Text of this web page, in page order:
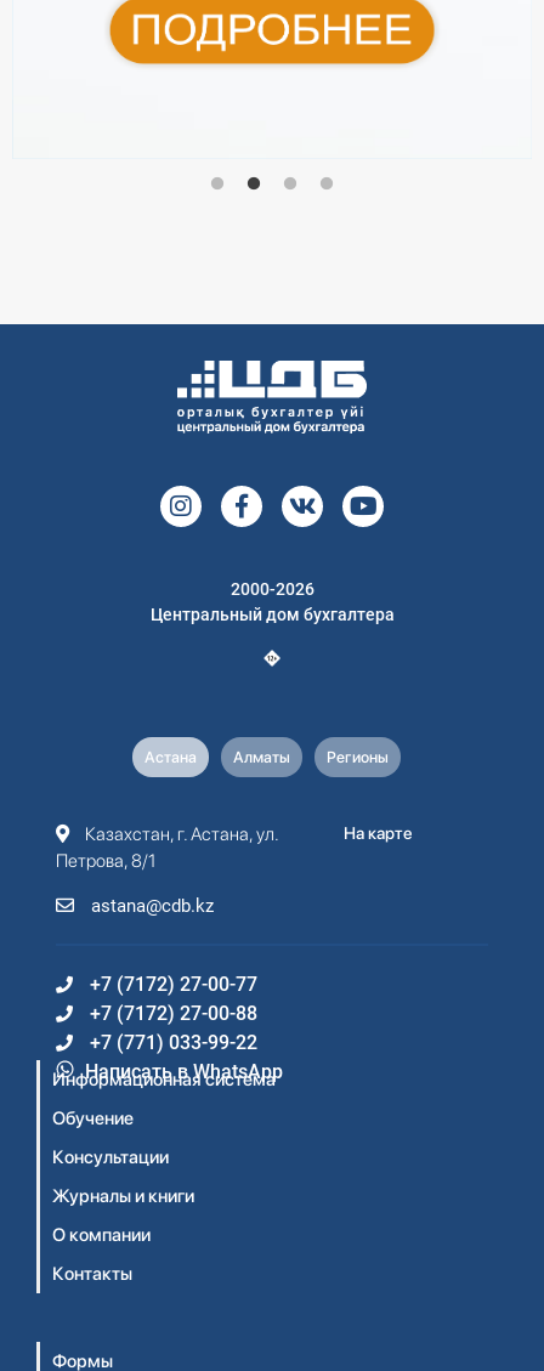
2000-2026
Центральный дом бухгалтера
Астана Алматы Регионы
Казахстан, г. Астана, ул.
Петрова, 8/1
astana@cdb.kz
На карте
+7 (7172) 27-00-77
+7 (7172) 27-00-88
+7 (771) 033-99-22
Написать в WhatsApp
Информационная система
Обучение
Консультации
Журналы и книги
О компании
Контакты
Формы